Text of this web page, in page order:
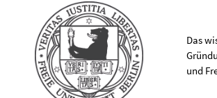
Das
und